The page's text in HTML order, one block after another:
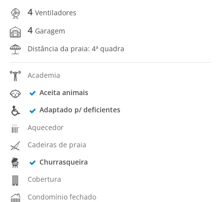
4 Ventiladores
4 Garagem
Distância da praia: 4ª quadra
Academia
Aceita animais
Adaptado p/ deficientes
Aquecedor
Cadeiras de praia
Churrasqueira
Cobertura
Condomínio fechado